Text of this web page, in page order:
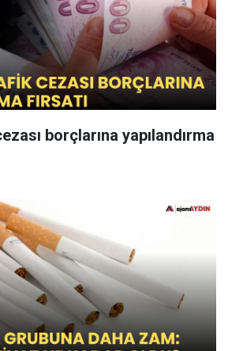
borçlarına yapılandırma